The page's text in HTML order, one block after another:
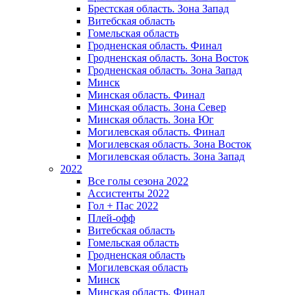
Брестская область. Зона Запад
Витебская область
Гомельская область
Гродненская область. Финал
Гродненская область. Зона Восток
Гродненская область. Зона Запад
Минск
Минская область. Финал
Минская область. Зона Север
Минская область. Зона Юг
Могилевская область. Финал
Могилевская область. Зона Восток
Могилевская область. Зона Запад
2022
Все голы сезона 2022
Ассистенты 2022
Гол + Пас 2022
Плей-офф
Витебская область
Гомельская область
Гродненская область
Могилевская область
Минск
Mинская область. Финал